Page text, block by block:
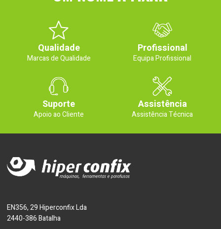
Qualidade
Marcas de Qualidade
Profissional
Equipa Profissional
Suporte
Apoio ao Cliente
Assistência
Assistência Técnica
EN356, 29 Hiperconfix Lda
2440-386 Batalha